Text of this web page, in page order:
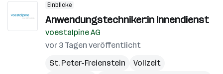
Einblicke
Anwendungstechniker:in Innendienst
voestalpine AG
vor 3 Tagen veröffentlicht
St. Peter-Freienstein
Vollzeit